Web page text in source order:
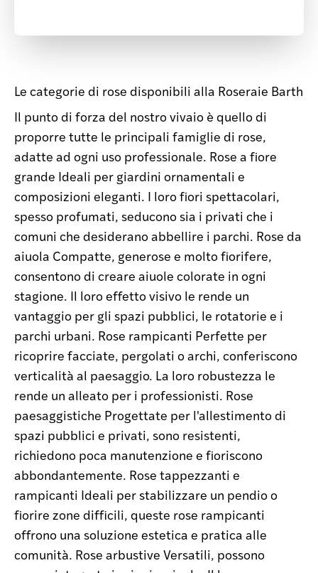
Le categorie di rose disponibili alla Roseraie Barth
Il punto di forza del nostro vivaio è quello di
proporre tutte le principali famiglie di rose,
adatte ad ogni uso professionale. Rose a fiore
grande Ideali per giardini ornamentali e
composizioni eleganti. I loro fiori spettacolari,
spesso profumati, seducono sia i privati che i
comuni che desiderano abbellire i parchi. Rose da
aiuola Compatte, generose e molto fiorifere,
consentono di creare aiuole colorate in ogni
stagione. Il loro effetto visivo le rende un
vantaggio per gli spazi pubblici, le rotatorie e i
parchi urbani. Rose rampicanti Perfette per
ricoprire facciate, pergolati o archi, conferiscono
verticalità al paesaggio. La loro robustezza le
rende un alleato per i professionisti. Rose
paesaggistiche Progettate per l'allestimento di
spazi pubblici e privati, sono resistenti,
richiedono poca manutenzione e fioriscono
abbondantemente. Rose tappezzanti e
rampicanti Ideali per stabilizzare un pendio o
fiorire zone difficili, queste rose rampicanti
offrono una soluzione estetica e pratica alle
comunità. Rose arbustive Versatili, possono